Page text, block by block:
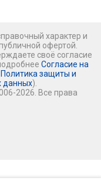
характер и
офертой.
своё согласие
Согласие на
Политика защиты и
данных).
2026. Все права